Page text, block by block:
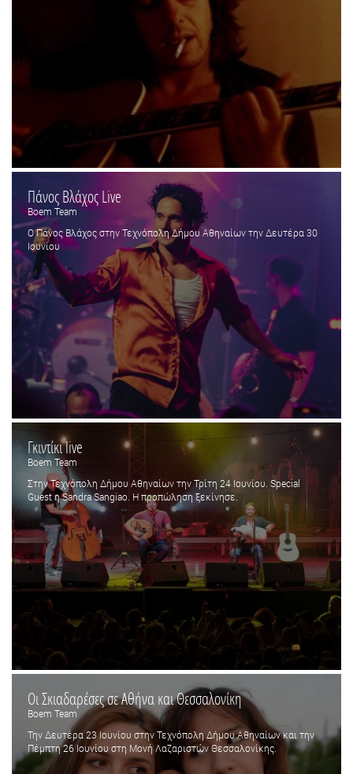
Πάνος Βλάχος Live
Boem Team
Ο Πάνος Βλάχος στην Τεχνόπολη Δήμου Αθηναίων την Δευτέρα 30
Ιουνίου
Γκιντίκι live
Boem Team
Στην Τεχνόπολη Δήμου Αθηναίων την Τρίτη 24 Ιουνίου. Special
Guest η Sandra Sangiao. Η προπώληση ξεκίνησε.
Οι Σκιαδαρέσες σε Αθήνα και Θεσσαλονίκη
Boem Team
Την Δευτέρα 23 Ιουνίου στην Τεχνόπολη Δήμου Αθηναίων και την
Πέμπτη 26 Ιουνίου στη Μονή Λαζαριστών Θεσσαλονίκης.